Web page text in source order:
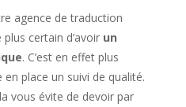
agence de traduction
certain d’avoir un
. C’est en effet plus
place un suivi de qualité.
vous évite de devoir par